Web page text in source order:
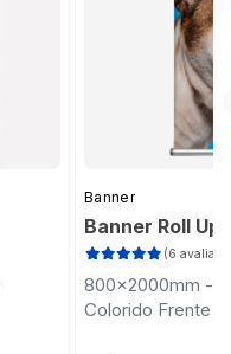
Banner
Banner Roll Up
(6
800x2000mm -
Colorido Frente -